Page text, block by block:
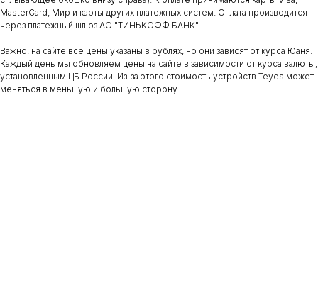
MasterCard, Мир и карты других платежных систем. Оплата производится
через платежный шлюз АО "ТИНЬКОФФ БАНК".
Важно: на сайте все цены указаны в рублях, но они зависят от курса Юаня.
Каждый день мы обновляем цены на сайте в зависимости от курса валюты,
установленным ЦБ России. Из-за этого стоимость устройств Teyes может
меняться в меньшую и большую сторону.
пн-пт: c 11:00 до 19:00
teyes.sibir@gmail.com
+7‒995‒437‒92‒66